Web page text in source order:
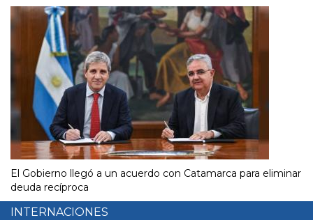
El Gobierno llegó a un acuerdo con Catamarca para eliminar
deuda recíproca
INTERNACIONES